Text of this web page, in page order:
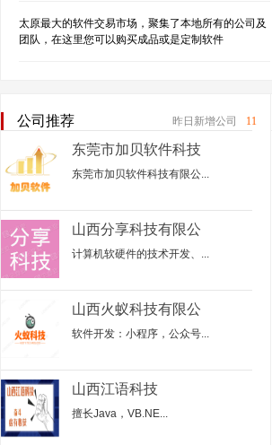
太原最大的软件交易市场，聚集了本地所有的公司及
团队，在这里您可以购买成品或是定制软件
公司推荐 昨日新增公司 11
东莞市加贝软件科技
东莞市加贝软件科技有限公...
山西分享科技有限公
计算机软硬件的技术开发、...
山西火蚁科技有限公
软件开发：小程序，公众号...
山西江语科技
擅长Java，VB.NE...